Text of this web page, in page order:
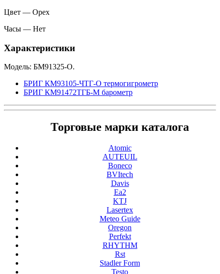
Цвет — Орех
Часы — Нет
Характеристики
Модель: БМ91325-О.
БРИГ КМ93105-ЧТГ-О термогигрометр
БРИГ КМ91472ТГБ-М барометр
Торговые марки каталога
Atomic
AUTEUIL
Boneco
BVItech
Davis
Ea2
KTJ
Lasertex
Meteo Guide
Oregon
Perfekt
RHYTHM
Rst
Stadler Form
Testo